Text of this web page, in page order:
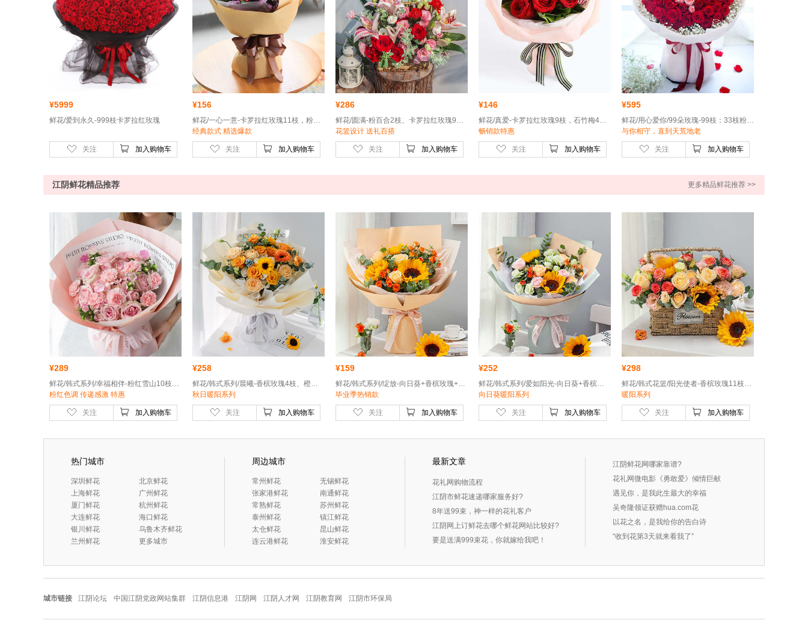
¥5999
鲜花/爱到永久-999枝卡罗拉红玫瑰
关注 加入购物车
¥156
鲜花/一心一意-卡罗拉红玫瑰11枝，粉色勿忘我0.3扎
经典款式 精选爆款
关注 加入购物车
¥286
鲜花/圆满-粉百合2枝、卡罗拉红玫瑰9枝、红色康乃馨15枝
花篮设计 送礼百搭
关注 加入购物车
¥146
鲜花/真爱-卡罗拉红玫瑰9枝，石竹梅4枝，栀子叶0.5扎
畅销款特惠
关注 加入购物车
¥595
鲜花/用心爱你/99朵玫瑰-99枝：33枝粉玫瑰＋66枝卡罗拉红玫瑰
与你相守，直到天荒地老
关注 加入购物车
更多精品鲜花推荐 >>
江阴鲜花精品推荐
¥289
鲜花/韩式系列/幸福相伴-粉红雪山10枝，粉康乃馨9枝，粉色大绣球1枝，粉色风铃花5朵
粉红色调 传递感激 特惠
关注 加入购物车
¥258
鲜花/韩式系列/晨曦-香槟玫瑰4枝、橙色辉煌玫瑰7枝、迷你向日葵2枝
秋日暖阳系列
关注 加入购物车
¥159
鲜花/韩式系列/绽放-向日葵+香槟玫瑰+多头玫瑰
毕业季热销款
关注 加入购物车
¥252
鲜花/韩式系列/爱如阳光-向日葵+香槟玫瑰+多头玫瑰
向日葵暖阳系列
关注 加入购物车
¥298
鲜花/韩式花篮/阳光使者-香槟玫瑰11枝、向日葵2枝、香槟色洋桔梗3枝、橙色多头玫瑰2枝、尤加利叶5枝
暖阳系列
关注 加入购物车
热门城市
深圳鲜花
北京鲜花
上海鲜花
广州鲜花
厦门鲜花
杭州鲜花
大连鲜花
海口鲜花
银川鲜花
乌鲁木齐鲜花
兰州鲜花
更多城市
周边城市
常州鲜花
无锡鲜花
张家港鲜花
南通鲜花
常熟鲜花
苏州鲜花
泰州鲜花
镇江鲜花
太仓鲜花
昆山鲜花
连云港鲜花
淮安鲜花
最新文章
花礼网购物流程
江阴市鲜花速递哪家服务好?
8年送99束，神一样的花礼客户
江阴网上订鲜花去哪个鲜花网站比较好?
要是送满999束花，你就嫁给我吧！
江阴鲜花网哪家靠谱?
花礼网微电影《勇敢爱》倾情巨献
遇见你，是我此生最大的幸福
吴奇隆领证获赠hua.com花
以花之名，是我给你的告白诗
“收到花第3天就来看我了”
城市链接 江阴论坛 中国江阴党政网站集群 江阴信息港 江阴网 江阴人才网 江阴教育网 江阴市环保局